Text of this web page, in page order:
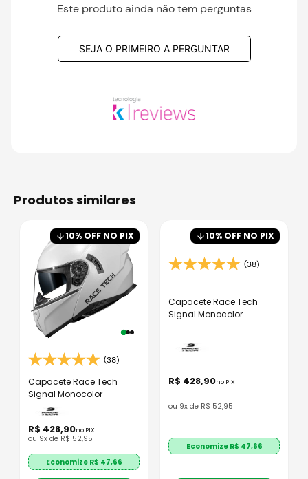
Este produto ainda não tem perguntas
SEJA O PRIMEIRO A PERGUNTAR
produtos similares
10% OFF NO PIX
(38)
Capacete Race Tech
Signal Monocolor
R$ 428,90no PIX
ou 9x de R$ 52,95
Economize R$ 47,66
10% OFF NO PIX
(38)
Capacete Race Tech
Signal Monocolor
R$ 428,90no PIX
ou 9x de R$ 52,95
Economize R$ 47,66